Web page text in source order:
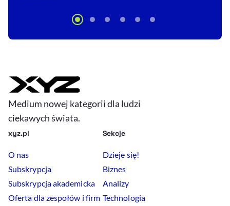
Medium nowej kategorii dla ludzi
ciekawych świata.
xyz.pl
O nas
Subskrypcja
Subskrypcja akademicka
Oferta dla zespołów i firm
Sekcje
Dzieje się!
Biznes
Analizy
Technologia